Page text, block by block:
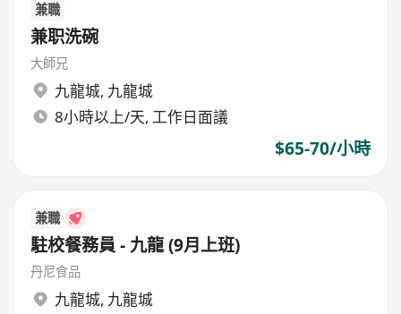
兼職
兼职洗碗
大師兄
九龍城, 九龍城
8小時以上/天, 工作日面議
$65-70/小時
兼職
駐校餐務員 - 九龍 (9月上班)
丹尼食品
九龍城, 九龍城